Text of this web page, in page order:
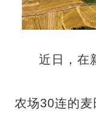
近日，在
农场30连的麦